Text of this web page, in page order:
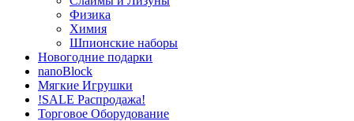
Физика
Химия
Шпионские наборы
Новогодние подарки
nanoBlock
Мягкие Игрушки
!SALE Распродажа!
Торговое Оборудование